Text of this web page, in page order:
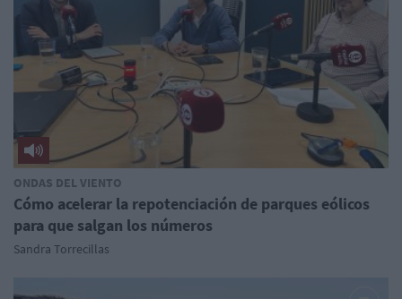
ONDAS DEL VIENTO
Cómo acelerar la repotenciación de parques eólicos
para que salgan los números
Sandra Torrecillas